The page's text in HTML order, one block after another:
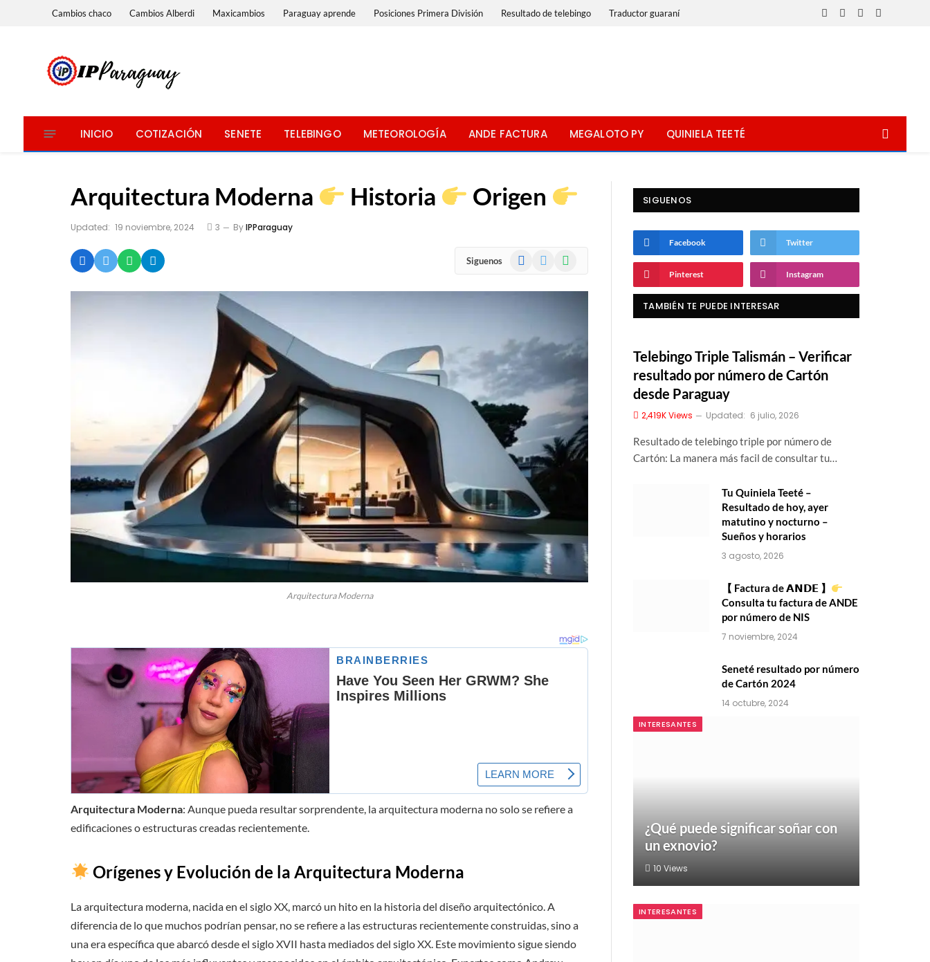
Cambios chaco Cambios Alberdi Maxicambios Paraguay aprende Posiciones Primera División Resultado de telebingo Traductor guaraní
Facebook
X
InstagramWhatsApp
INICIO COTIZACIÓN SENETE TELEBINGO METEOROLOGÍA ANDE FACTURA MEGALOTO PY QUINIELA TEETÉ
Arquitectura Moderna ​ Historia ​ Origen
Updated: 19 noviembre, 2024 3 ByIPParaguay
Siguenos Facebook WhatsApp
Arquitectura Moderna
Arquitectura Moderna: Aunque pueda resultar sorprendente, la arquitectura moderna no solo se refiere a
edificaciones o estructuras creadas recientemente.
Orígenes y Evolución de la Arquitectura Moderna
La arquitectura moderna, nacida en el siglo XX, marcó un hito en la historia del diseño arquitectónico. A
diferencia de lo que muchos podrían pensar, no se refiere a las estructuras recientemente construidas, sino a
una era específica que abarcó desde el siglo XVII hasta mediados del siglo XX. Este movimiento sigue siendo
SIGUENOS
Facebook Twitter
Pinterest Instagram
TAMBIÉN TE PUEDE INTERESAR
Telebingo Triple Talismán – Verificar
resultado por número de Cartón
desde Paraguay
2,419KViews Updated: 6 julio, 2026
Resultado de telebingo triple por número de
Cartón: La manera más facil de consultar tu…
Tu Quiniela Teeté –
Resultado de hoy, ayer
matutino y nocturno –
Sueños y horarios
3 agosto, 2026
【 Factura de 𝗔𝗡𝗗𝗘 】
Consulta tu factura de ANDE
por número de NIS
7 noviembre, 2024
Seneté resultado por número
de Cartón 2024
14 octubre, 2024
INTERESANTES
¿Qué puede significar soñar con
un exnovio?
10 Views
INTERESANTES